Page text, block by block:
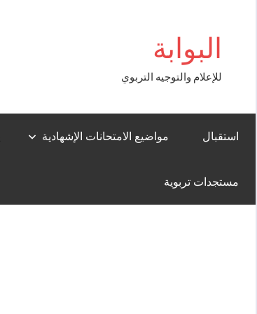
البوابة
للإعلام والتوجيه التربوي
استقبال مواضيع الامتحانات الإشهادية
مستجدات تربوية